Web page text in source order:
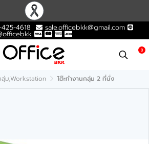
4618 sale.officebkk@gmail.com
0
ลุ่ม,Workstation โต๊ะทำงานกลุ่ม 2 ที่นั่ง